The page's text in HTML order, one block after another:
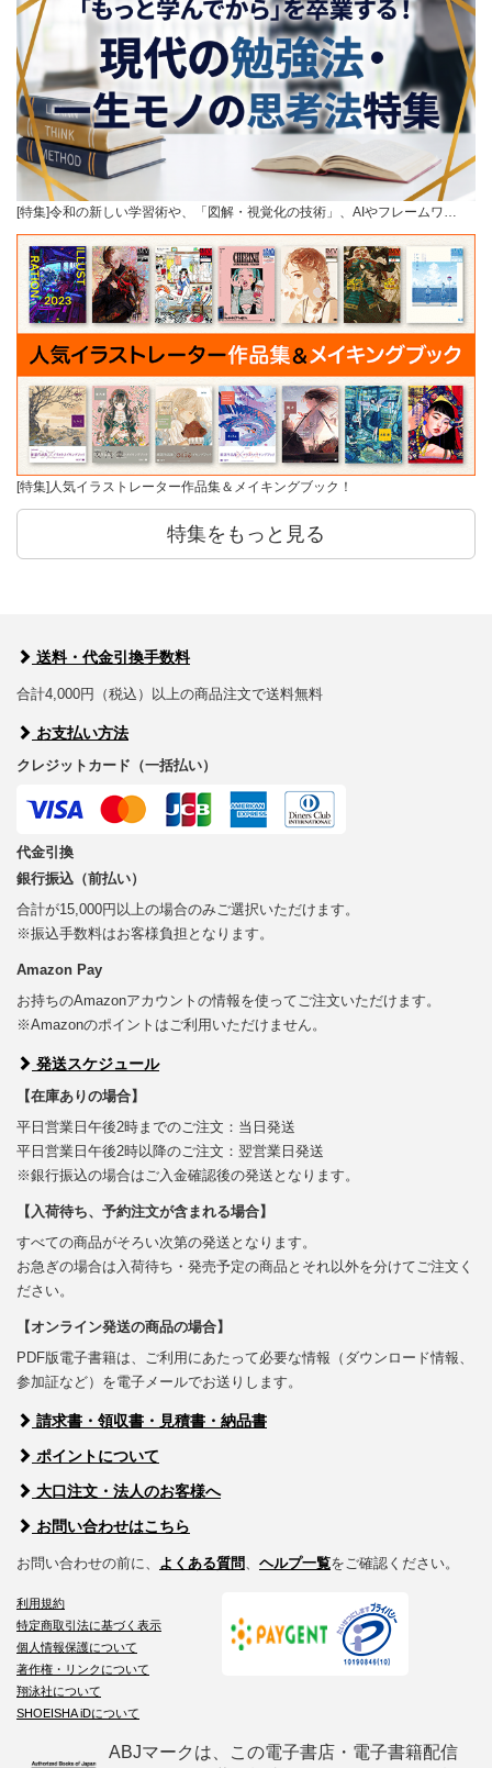
[特集]令和の新しい学習術や、「図解・視覚化の技術」、AIやフレームワ…
[特集]人気イラストレーター作品集＆メイキングブック！
特集をもっと見る
送料・代金引換手数料
合計4,000円（税込）以上の商品注文で送料無料
お支払い方法
クレジットカード（一括払い）
代金引換
銀行振込（前払い）
合計が15,000円以上の場合のみご選択いただけます。
※振込手数料はお客様負担となります。
Amazon Pay
お持ちのAmazonアカウントの情報を使ってご注文いただけます。
※Amazonのポイントはご利用いただけません。
発送スケジュール
【在庫ありの場合】
平日営業日午後2時までのご注文：当日発送
平日営業日午後2時以降のご注文：翌営業日発送
※銀行振込の場合はご入金確認後の発送となります。
【入荷待ち、予約注文が含まれる場合】
すべての商品がそろい次第の発送となります。
お急ぎの場合は入荷待ち・発売予定の商品とそれ以外を分けてご注文く
ださい。
【オンライン発送の商品の場合】
PDF版電子書籍は、ご利用にあたって必要な情報（ダウンロード情報、
参加証など）を電子メールでお送りします。
請求書・領収書・見積書・納品書
ポイントについて
大口注文・法人のお客様へ
お問い合わせはこちら
お問い合わせの前に、 よくある質問 ヘルプ一覧をご確認ください。
利用規約
特定商取引法に基づく表示
個人情報保護について
著作権・リンクについて
翔泳社について
SHOEISHA iDについて
ABJマークは、この電子書店・電子書籍配信